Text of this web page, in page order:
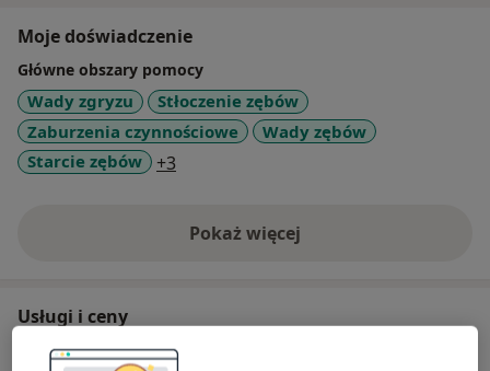
Moje doświadczenie
Główne obszary pomocy
Wady zgryzu
Stłoczenie zębów
Zaburzenia czynnościowe
Wady zębów
Starcie zębów
+3
Pokaż więcejo doświadczeniu
Usługi i ceny
Ortodoncja